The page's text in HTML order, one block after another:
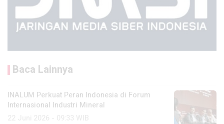
Baca Lainnya
INALUM Perkuat Peran Indonesia di Forum
Internasional Industri Mineral